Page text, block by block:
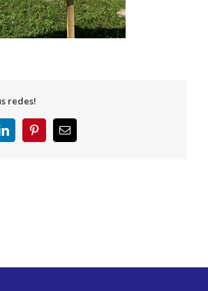
redes!
LinkedInPinterestCorreo
electrónico